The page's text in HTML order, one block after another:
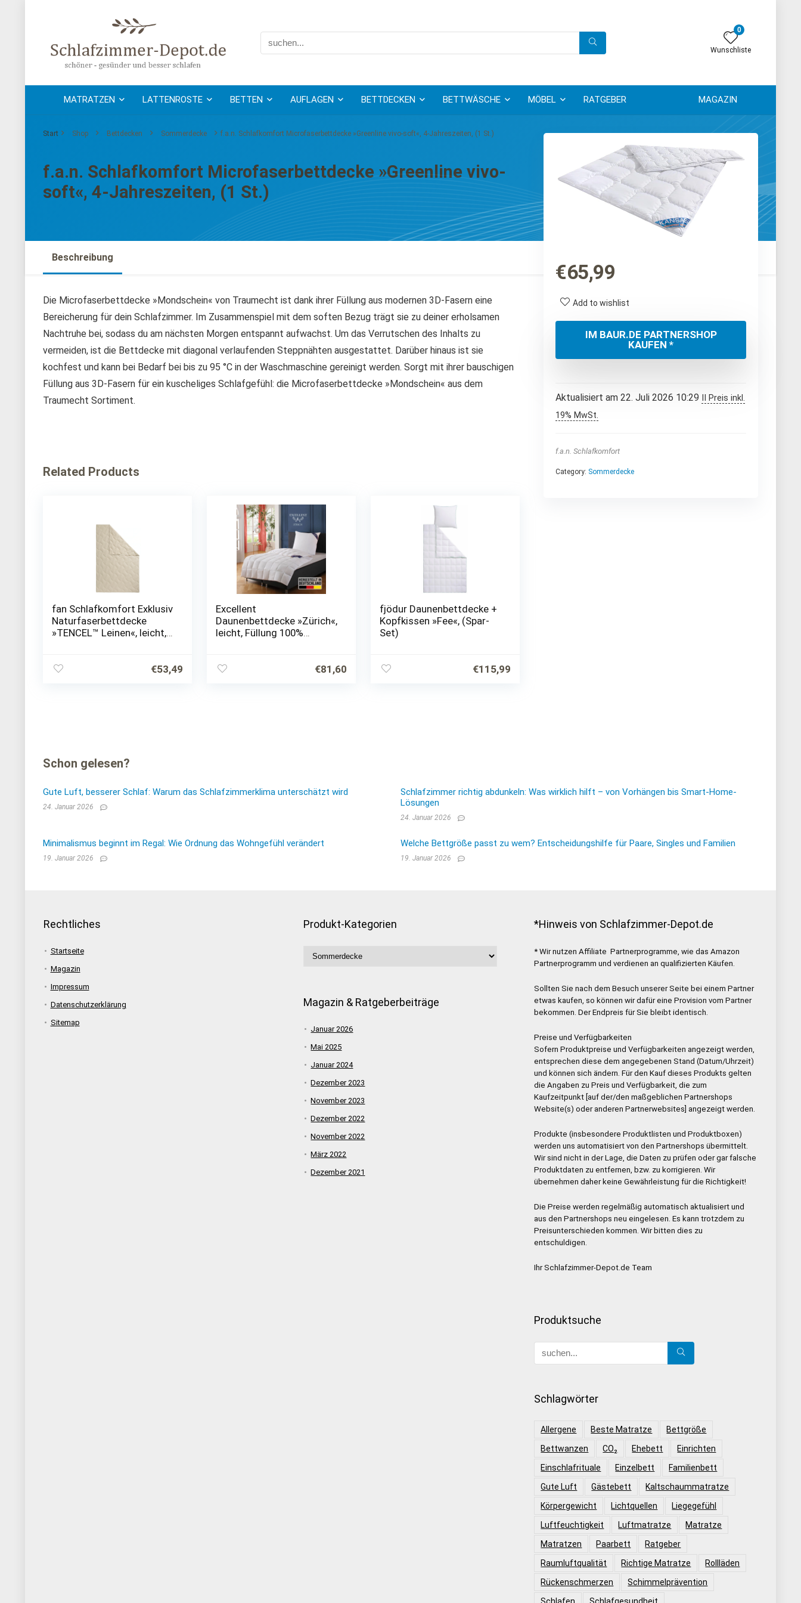
0
Wunschliste
MATRATZEN LATTENROSTE BETTEN AUFLAGEN BETTDECKEN BETTWÄSCHE MÖBEL RATGEBER MAGAZIN
Start Shop Bettdecken Sommerdecke f.a.n. Schlafkomfort Microfaserbettdecke »Greenline vivo-soft«, 4-Jahreszeiten, (1 St.)
f.a.n. Schlafkomfort Microfaserbettdecke »Greenline vivo-
soft«, 4-Jahreszeiten, (1 St.)
€65,99
Add to wishlist
IM BAUR.DE PARTNERSHOP
KAUFEN *
Aktualisiert am 22. Juli 2026 10:29
II Preis inkl.
19% MwSt.
f.a.n. Schlafkomfort
Category: Sommerdecke
Beschreibung
Die Microfaserbettdecke »Mondschein« von Traumecht ist dank ihrer Füllung aus modernen 3D-Fasern eine
Bereicherung für dein Schlafzimmer. Im Zusammenspiel mit dem soften Bezug trägt sie zu deiner erholsamen
Nachtruhe bei, sodass du am nächsten Morgen entspannt aufwachst. Um das Verrutschen des Inhalts zu
vermeiden, ist die Bettdecke mit diagonal verlaufenden Steppnähten ausgestattet. Darüber hinaus ist sie
kochfest und kann bei Bedarf bei bis zu 95 °C in der Waschmaschine gereinigt werden. Sorgt mit ihrer bauschigen
Füllung aus 3D-Fasern für ein kuscheliges Schlafgefühl: die Microfaserbettdecke »Mondschein« aus dem
Traumecht Sortiment.
Related Products
fan Schlafkomfort Exklusiv
Naturfaserbettdecke
»TENCEL™ Leinen«, leicht,
Bezug 100% Baumwolle, (1
€53,49
Excellent
Daunenbettdecke »Zürich«,
leicht, Füllung 100%
Daunendecke hergestellt
€81,60
fjödur Daunenbettdecke +
Kopfkissen »Fee«, (Spar-
Set)
€115,99
Schon gelesen?
Gute Luft, besserer Schlaf: Warum das Schlafzimmerklima unterschätzt wird
24. Januar 2026
Schlafzimmer richtig abdunkeln: Was wirklich hilft – von Vorhängen bis Smart-Home-
Lösungen
24. Januar 2026
Minimalismus beginnt im Regal: Wie Ordnung das Wohngefühl verändert
19. Januar 2026
Welche Bettgröße passt zu wem? Entscheidungshilfe für Paare, Singles und Familien
19. Januar 2026
Rechtliches
Startseite
Magazin
Impressum
Datenschutzerklärung
Sitemap
Produkt-Kategorien
Magazin & Ratgeberbeiträge
Januar 2026
Mai 2025
Januar 2024
Dezember 2023
November 2023
Dezember 2022
November 2022
März 2022
Dezember 2021
*Hinweis von Schlafzimmer-Depot.de
* Wir nutzen Affiliate Partnerprogramme, wie das Amazon
Partnerprogramm und verdienen an qualifizierten Käufen.
Sollten Sie nach dem Besuch unserer Seite bei einem Partner
etwas kaufen, so können wir dafür eine Provision vom Partner
bekommen. Der Endpreis für Sie bleibt identisch.
Preise und Verfügbarkeiten
Sofern Produktpreise und Verfügbarkeiten angezeigt werden,
entsprechen diese dem angegebenen Stand (Datum/Uhrzeit)
und können sich ändern. Für den Kauf dieses Produkts gelten
die Angaben zu Preis und Verfügbarkeit, die zum
Kaufzeitpunkt [auf der/den maßgeblichen Partnershops
Website(s) oder anderen Partnerwebsites] angezeigt werden.
Produkte (insbesondere Produktlisten und Produktboxen)
werden uns automatisiert von den Partnershops übermittelt.
Wir sind nicht in der Lage, die Daten zu prüfen oder gar falsche
Produktdaten zu entfernen, bzw. zu korrigieren. Wir
übernehmen daher keine Gewährleistung für die Richtigkeit!
Die Preise werden regelmäßig automatisch aktualisiert und
aus den Partnershops neu eingelesen. Es kann trotzdem zu
Preisunterschieden kommen. Wir bitten dies zu
entschuldigen.
Ihr Schlafzimmer-Depot.de Team
Produktsuche
Schlagwörter
Allergene Beste Matratze
Bettgröße
Bettwanzen
CO₂ Ehebett
Einrichten
Einschlafrituale
Einzelbett
Familienbett
Gute Luft
Gästebett
Kaltschaummatratze
Körpergewicht
Lichtquellen
Liegegefühl
Luftfeuchtigkeit
Luftmatratze
Matratze
Matratzen
Paarbett
Ratgeber
Raumluftqualität
Richtige Matratze
Rollläden
Rückenschmerzen
Schimmelprävention
Schlafen
Schlafgesundheit